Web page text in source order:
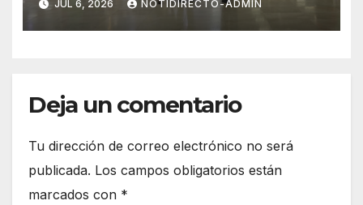
Cancún
JUL 6, 2026 NOTIDIRECTO-ADMIN
Deja un comentario
Tu dirección de correo electrónico no será
publicada. Los campos obligatorios están
marcados con *